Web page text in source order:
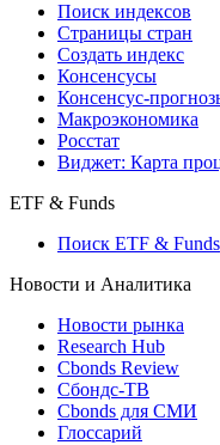
Поиск индексов
Страницы стран
Создать индекс
Консенсусы
Консенсус-
Макроэкономика
Росстат
Виджет: Карта
ETF & Funds
Поиск ETF & Funds
Новости и Аналитика
Новости рынка
Research Hub
Cbonds Review
Сбондс-ТВ
Cbonds для СМИ
Глоссарий